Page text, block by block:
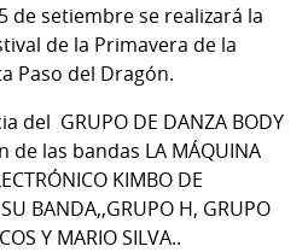
de setiembre se realizará la
de la Primavera de la
Paso del Dragón.
del GRUPO DE DANZA BODY
de las bandas LA MÁQUINA
KIMBO DE
BANDA,,GRUPO H, GRUPO
Y MARIO SILVA..